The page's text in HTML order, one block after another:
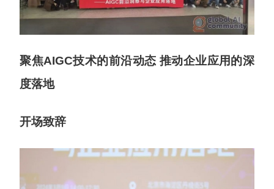
聚焦AIGC技术的前沿动态 推动企业应用的深
度落地
开场致辞